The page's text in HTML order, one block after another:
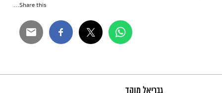
Share this...
גבריאל מוקד